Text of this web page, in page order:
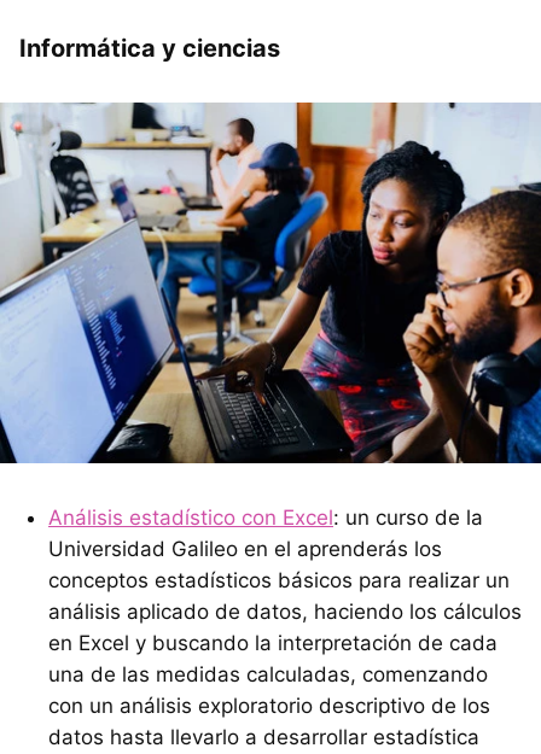
Informática y ciencias
Análisis estadístico con Excel: un curso de la
Universidad Galileo en el aprenderás los
conceptos estadísticos básicos para realizar un
análisis aplicado de datos, haciendo los cálculos
en Excel y buscando la interpretación de cada
una de las medidas calculadas, comenzando
con un análisis exploratorio descriptivo de los
datos hasta llevarlo a desarrollar estadística